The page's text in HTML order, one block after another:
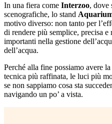
In una fiera come Interzoo, dove
scenografiche, lo stand
motivo diverso: non tanto per
di rendere più semplice, precisa
importanti nella gestione
dell’acqua.
Perché alla fine possiamo avere
tecnica più raffinata, le luci più
se non sappiamo cosa sta
navigando un po’ a vista.